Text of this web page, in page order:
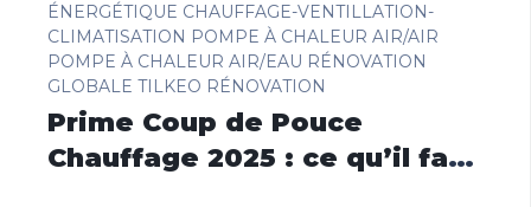
ÉNERGÉTIQUE CHAUFFAGE-VENTILLATION-
CLIMATISATION POMPE À CHALEUR AIR/AIR
POMPE À CHALEUR AIR/EAU RÉNOVATION
GLOBALE TILKEO RÉNOVATION
Prime Coup de Pouce
Chauffage 2025 : ce qu’il faut